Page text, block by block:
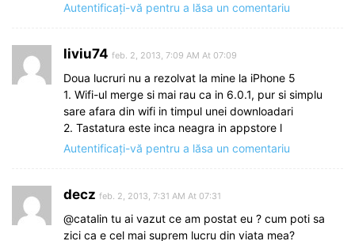
Autentificați-vă pentru a lăsa un comentariu
liviu74 feb. 2, 2013, 7:09 AM At 07:09
Doua lucruri nu a rezolvat la mine la iPhone 5
1. Wifi-ul merge si mai rau ca in 6.0.1, pur si simplu
sare afara din wifi in timpul unei downloadari
2. Tastatura este inca neagra in appstore l
Autentificați-vă pentru a lăsa un comentariu
decz feb. 2, 2013, 7:31 AM At 07:31
@catalin tu ai vazut ce am postat eu ? cum poti sa
zici ca e cel mai suprem lucru din viata mea?